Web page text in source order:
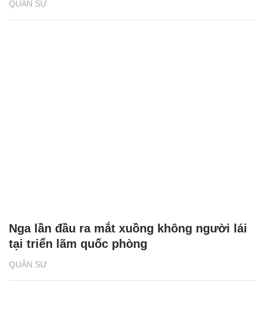
QUÂN SỰ
QUÂN SỰ
Nga lần đầu ra mắt xuồng không người lái
tại triển lãm quốc phòng